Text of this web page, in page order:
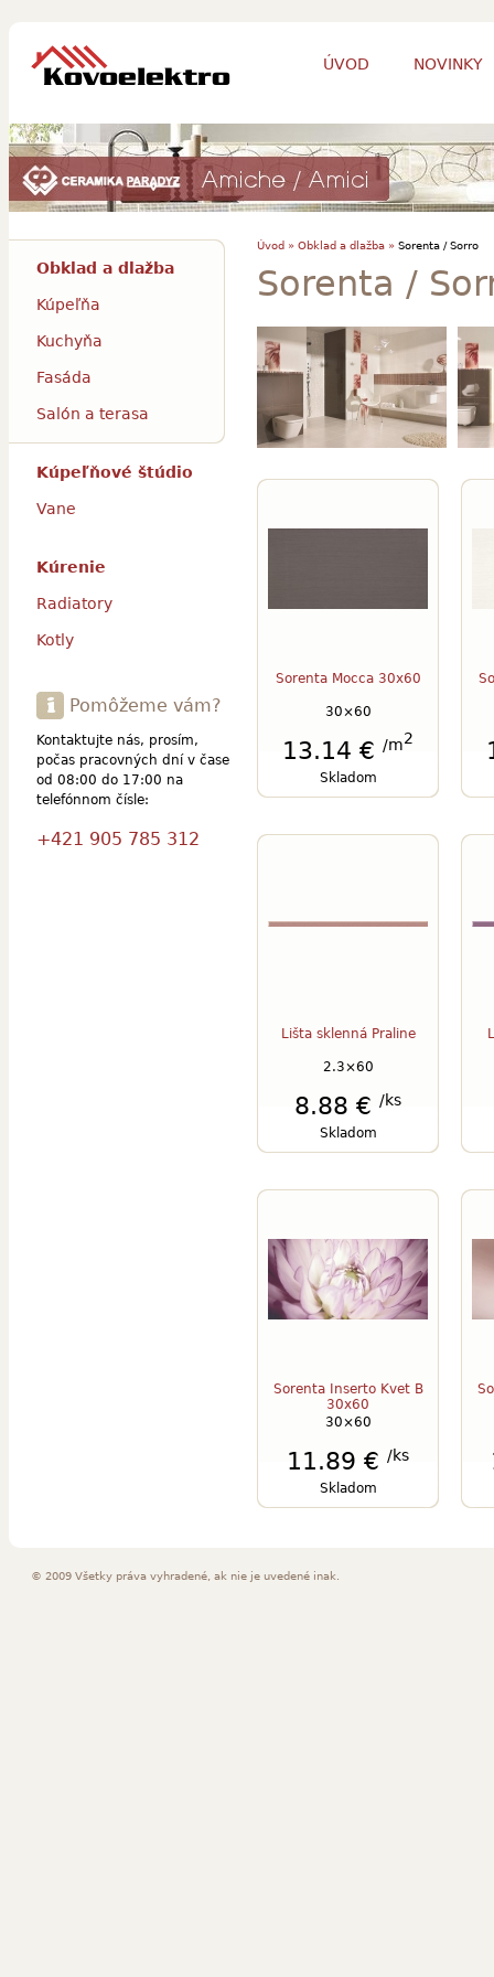
ÚVOD NOVINKY
Úvod » Obklad a dlažba »Sorenta / Sorro
Sorenta /
Sorenta Mocca 30x60
30×60
13.14 € /m2
Skladom
Lišta sklenná Praline
2.3×60
8.88 € /ks
Skladom
Sorenta Inserto Kvet B
30x60
30×60
11.89 € /ks
Skladom
Obklad a dlažba
Kúpeľňa
Kuchyňa
Fasáda
Salón a terasa
Kúpeľňové štúdio
Vane
Kúrenie
Radiatory
Kotly
Pomôžeme vám?
Kontaktujte nás, prosím,
počas pracovných dní v čase
od 08:00 do 17:00 na
telefónnom čísle:
+421 905 785 312
© 2009 Všetky práva vyhradené, ak nie je uvedené inak.